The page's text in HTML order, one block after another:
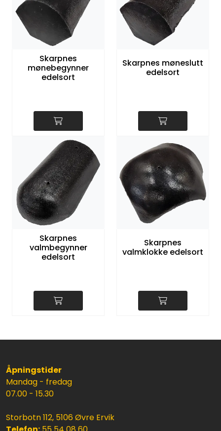
Skarpnes
mønebegynner
edelsort
Skarpnes møneslutt
edelsort
Skarpnes
valmbegynner
edelsort
Skarpnes
valmklokke edelsort
Åpningstider
Mandag - fredag
07.00 - 15.30
Storbotn 112, 5106 Øvre Ervik